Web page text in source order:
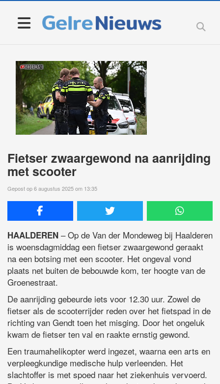
Fietser zwaargewond na aanrijding
met scooter
Gepost op 6 augustus 2025 om 13:35
HAALDEREN – Op de Van der Mondeweg bij Haalderen
is woensdagmiddag een fietser zwaargewond geraakt
na een botsing met een scooter. Het ongeval vond
plaats net buiten de bebouwde kom, ter hoogte van de
Groenestraat.
De aanrijding gebeurde iets voor 12.30 uur. Zowel de
fietser als de scooterrijder reden over het fietspad in de
richting van Gendt toen het misging. Door het ongeluk
kwam de fietser ten val en raakte ernstig gewond.
Een traumahelikopter werd ingezet, waarna een arts en
verpleegkundige medische hulp verleenden. Het
slachtoffer is met spoed naar het ziekenhuis vervoerd.